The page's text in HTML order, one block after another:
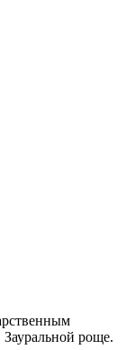
роще.